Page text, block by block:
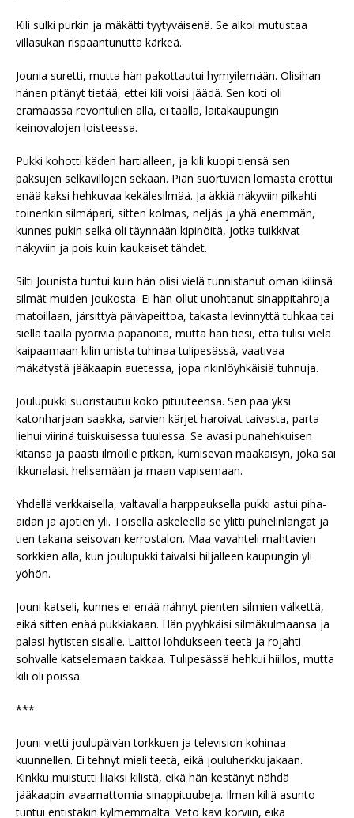
Kili sulki purkin ja mäkätti tyytyväisenä. Se alkoi mutustaa
villasukan rispaantunutta kärkeä.
Jounia suretti, mutta hän pakottautui hymyilemään. Olisihan
hänen pitänyt tietää, ettei kili voisi jäädä. Sen koti oli
erämaassa revontulien alla, ei täällä, laitakaupungin
keinovalojen loisteessa.
Pukki kohotti käden hartialleen, ja kili kuopi tiensä sen
paksujen selkävillojen sekaan. Pian suortuvien lomasta erottui
enää kaksi hehkuvaa kekälesilmää. Ja äkkiä näkyviin pilkahti
toinenkin silmäpari, sitten kolmas, neljäs ja yhä enemmän,
kunnes pukin selkä oli täynnään kipinöitä, jotka tuikkivat
näkyviin ja pois kuin kaukaiset tähdet.
Silti Jounista tuntui kuin hän olisi vielä tunnistanut oman kilinsä
silmät muiden joukosta. Ei hän ollut unohtanut sinappitahroja
matoillaan, järsittyä päiväpeittoa, takasta levinnyttä tuhkaa tai
siellä täällä pyöriviä papanoita, mutta hän tiesi, että tulisi vielä
kaipaamaan kilin unista tuhinaa tulipesässä, vaativaa
mäkätystä jääkaapin auetessa, jopa rikinlöyhkäisiä tuhnuja.
Joulupukki suoristautui koko pituuteensa. Sen pää yksi
katonharjaan saakka, sarvien kärjet haroivat taivasta, parta
liehui viirinä tuiskuisessa tuulessa. Se avasi punahehkuisen
kitansa ja päästi ilmoille pitkän, kumisevan määkäisyn, joka sai
ikkunalasit helisemään ja maan vapisemaan.
Yhdellä verkkaisella, valtavalla harppauksella pukki astui piha-
aidan ja ajotien yli. Toisella askeleella se ylitti puhelinlangat ja
tien takana seisovan kerrostalon. Maa vavahteli mahtavien
sorkkien alla, kun joulupukki taivalsi hiljalleen kaupungin yli
yöhön.
Jouni katseli, kunnes ei enää nähnyt pienten silmien välkettä,
eikä sitten enää pukkiakaan. Hän pyyhkäisi silmäkulmaansa ja
palasi hytisten sisälle. Laittoi lohdukseen teetä ja rojahti
sohvalle katselemaan takkaa. Tulipesässä hehkui hiillos, mutta
kili oli poissa.
***
Jouni vietti joulupäivän torkkuen ja television kohinaa
kuunnellen. Ei tehnyt mieli teetä, eikä jouluherkkujakaan.
Kinkku muistutti liiaksi kilistä, eikä hän kestänyt nähdä
jääkaapin avaamattomia sinappituubeja. Ilman kiliä asunto
tuntui entistäkin kylmemmältä. Veto kävi korviin, eikä